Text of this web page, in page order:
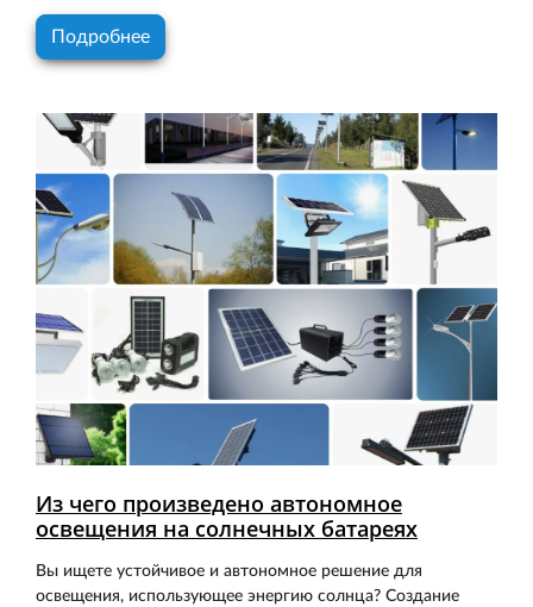
Подробнее
Из чего произведено автономное
освещения на солнечных батареях
Вы ищете устойчивое и автономное решение для
освещения, использующее энергию солнца? Создание